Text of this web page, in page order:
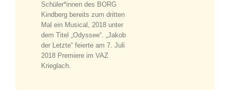
Schüler*innen des BORG
Kindberg bereits zum dritten
Mal ein Musical, 2018 unter
dem Titel „Odyssee“. „Jakob
der Letzte“ feierte am 7. Juli
2018 Premiere im VAZ
Krieglach.